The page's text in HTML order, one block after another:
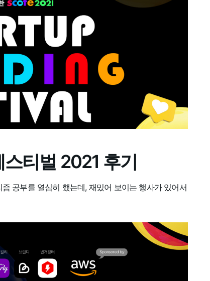
티벌 2021 후기
공부를 열심히 했는데, 재밌어 보이는 행사가 있어서